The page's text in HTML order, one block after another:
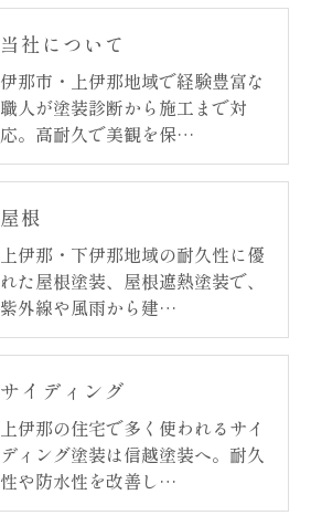
当社について
伊那市・上伊那地域で経験豊富な
職人が塗装診断から施工まで対
応。高耐久で美観を保…
屋根
上伊那・下伊那地域の耐久性に優
れた屋根塗装、屋根遮熱塗装で、
紫外線や風雨から建…
サイディング
上伊那の住宅で多く使われるサイ
ディング塗装は信越塗装へ。耐久
性や防水性を改善し…